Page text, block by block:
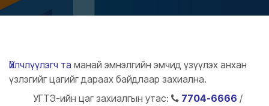
Үйлчлүүлэгч та манай эмнэлгийн эмчид үзүүлэх анхан
үзлэгийг цагийг дараах байдлаар захиална.
УГТЭ-ийн цаг захиалгын утас:
7704-6666 /